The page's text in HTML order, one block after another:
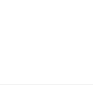
Légal